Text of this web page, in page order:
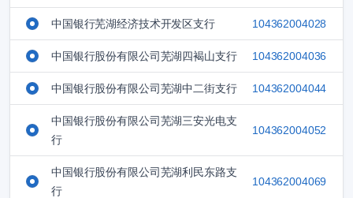
中国银行芜湖经济技术开发区支行 104362004028
中国银行股份有限公司芜湖四褐山支行 104362004036
中国银行股份有限公司芜湖中二街支行 104362004044
中国银行股份有限公司芜湖三安光电支
行
104362004052
中国银行股份有限公司芜湖利民东路支
行
104362004069